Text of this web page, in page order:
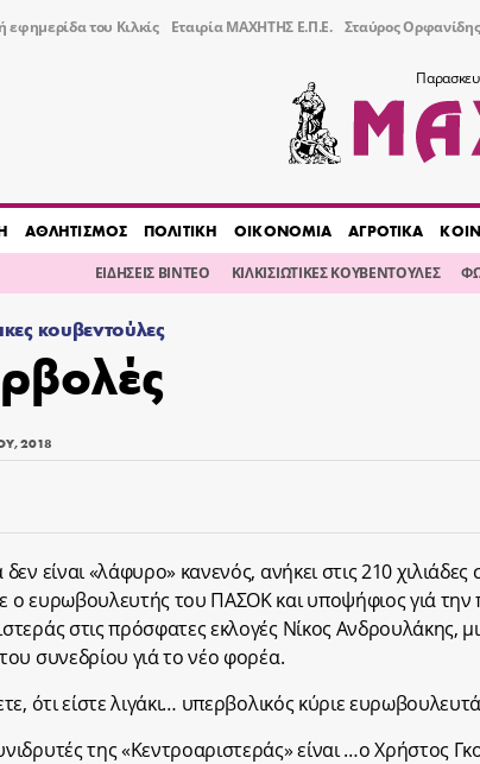
εφημερίδα του Κιλκίς Εταιρία ΜΑΧΗΤΗΣ Ε.Π.Ε. Σταύρος Ορφανίδης
ΑΘΛΗΤΙΣΜΟΣ ΠΟΛΙΤΙΚΗ ΟΙΚΟΝΟΜΙΑ ΑΓΡΟΤΙΚΑ
ΕΙΔΗΣΕΙΣ ΒΙΝΤΕΟ ΚΙΛΚΙΣΙΩΤΙΚΕΣ ΚΟΥΒΕΝΤΟΥΛΕΣ
κουβεντούλες
2018
είναι «λάφυρο» κανενός, ανήκει στις 210
ο ευρωβουλευτής του ΠΑΣΟΚ και υποψήφιος γιά την
στις πρόσφατες εκλογές Νίκος Ανδρουλάκης,
συνεδρίου γιά το νέο φορέα.
ότι είστε λιγάκι… υπερβολικός κύριε
της «Κεντροαριστεράς» είναι …ο Χρήστος